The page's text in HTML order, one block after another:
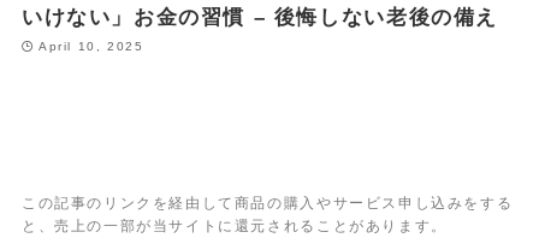
いけない」お金の習慣 – 後悔しない老後の備え
April 10, 2025
この記事のリンクを経由して商品の購入やサービス申し込みをする
と、売上の一部が当サイトに還元されることがあります。